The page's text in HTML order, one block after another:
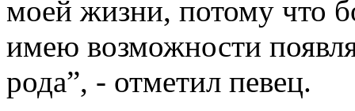
моей жизни, потому что
имею возможности
рода”, - отметил певец.